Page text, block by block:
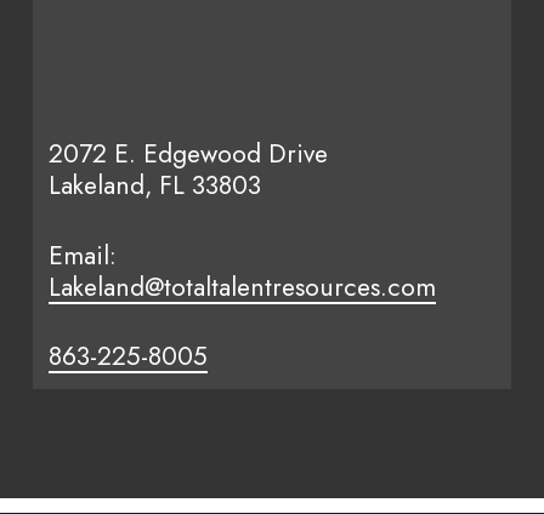
2072 E. Edgewood Drive
Lakeland, FL 33803
Email:
Lakeland@totaltalentresources.com
863-225-8005